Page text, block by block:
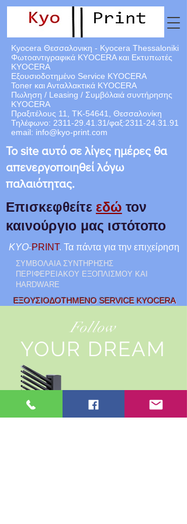
ΕΞΟΥΣΙΟΔΟΤΗΜΕΝΟ SERVICE KYOCERA
Kyocera Θεσσαλονικη - Kyocera Thessaloniki
Φωτοαντιγραφικά KYOCERA και Εκτυπωτές
KYOCERA
Εξουσιοδοτημένο Service KYOCERA
Toner και Ανταλλακτικά KYOCERA
Πωληση / Leasing / Συμβόλαιά συντήρησης
KYOCERA
Πραξιτέλους 11, ΤΚ-54641, Θεσσαλονίκη
Τηλέφωνο: 2311-29.41.31/φαξ:2311-24.31.91
email: info@kyo-print.com
KYO-PRINT. Τα πάντα για την επιχείρηση
ΣΥΜΒΟΛΑΙΑ ΣΥΝΤΗΡΗΣΗΣ
ΠΕΡΙΦΕΡΕΙΑΚΟΥ ΕΞΟΠΛΙΣΜΟΥ ΚΑΙ
HARDWARE
Το site αυτό σε λίγες ημέρες θα
απενεργοποιηθεί λόγω
παλαιότητας.
Επισκεφθείτε εδώ τον
καινούργιο μας ιστότοπο
ΠΩΛΗΣΗ KAI
Follow
YOUR DREAM